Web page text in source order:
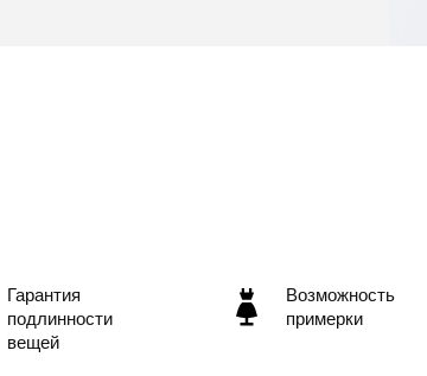
Гарантия
подлинности
вещей
Возможность
примерки